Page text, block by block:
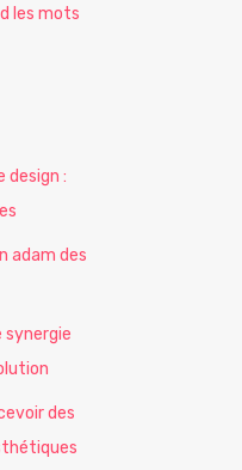
les mots
design :
adam des
synergie
des